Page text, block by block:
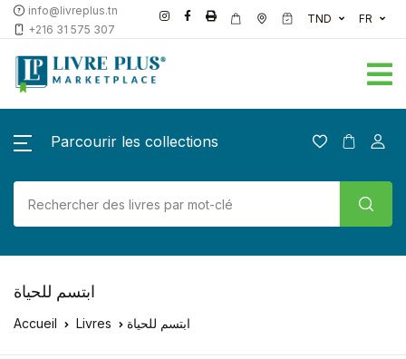
info@livreplus.tn
+216 31 575 307
TND FR
Parcourir les collections
ابتسم للحياة
Accueil Livres ابتسم للحياة